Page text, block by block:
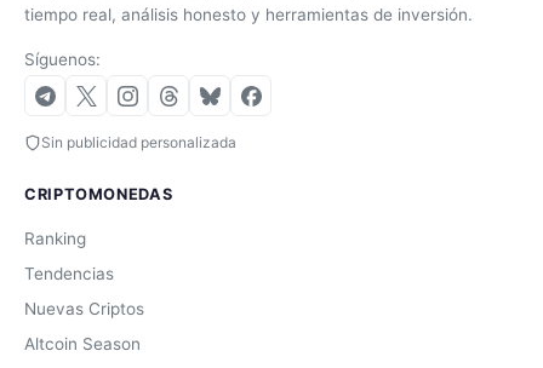
tiempo real, análisis honesto y herramientas de inversión.
Síguenos:
Sin publicidad personalizada
CRIPTOMONEDAS
Ranking
Tendencias
Nuevas Criptos
Altcoin Season